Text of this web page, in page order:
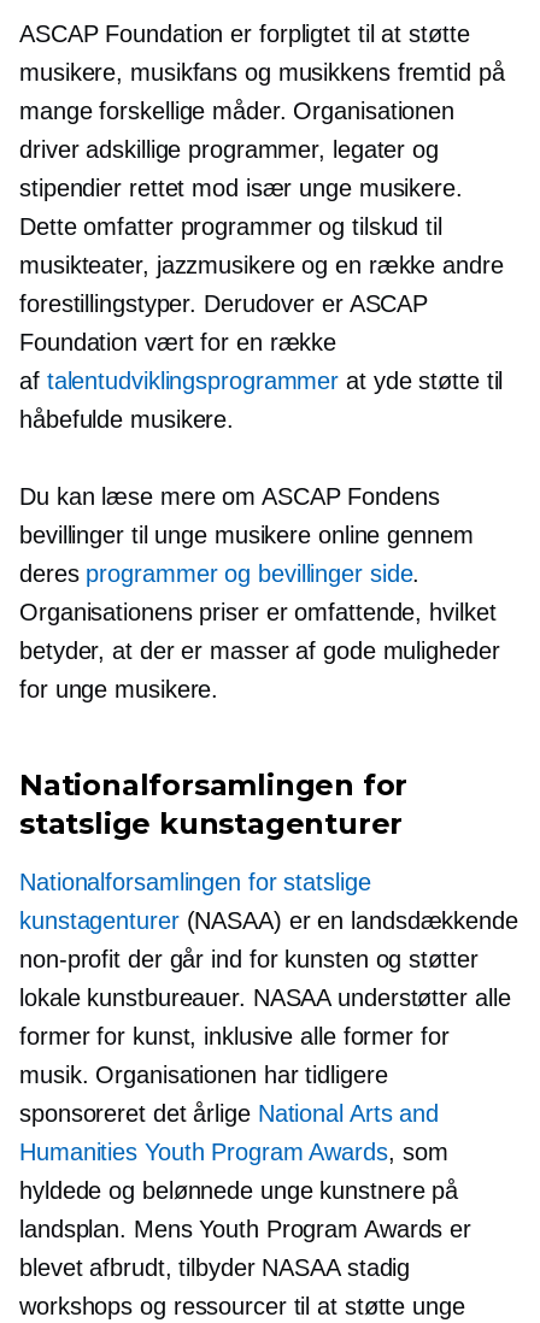
ASCAP Foundation er forpligtet til at støtte
musikere, musikfans og musikkens fremtid på
mange forskellige måder. Organisationen
driver adskillige programmer, legater og
stipendier rettet mod især unge musikere.
Dette omfatter programmer og tilskud til
musikteater, jazzmusikere og en række andre
forestillingstyper. Derudover er ASCAP
Foundation vært for en række
af talentudviklingsprogrammer at yde støtte til
håbefulde musikere.
Du kan læse mere om ASCAP Fondens
bevillinger til unge musikere online gennem
deres programmer og bevillinger side.
Organisationens priser er omfattende, hvilket
betyder, at der er masser af gode muligheder
for unge musikere.
Nationalforsamlingen for
statslige kunstagenturer
Nationalforsamlingen for statslige
kunstagenturer(NASAA) er en landsdækkende
non-profit der går ind for kunsten og støtter
lokale kunstbureauer. NASAA understøtter alle
former for kunst, inklusive alle former for
musik. Organisationen har tidligere
sponsoreret det årlige National Arts and
Humanities Youth Program Awards, som
hyldede og belønnede unge kunstnere på
landsplan. Mens Youth Program Awards er
blevet afbrudt, tilbyder NASAA stadig
workshops og ressourcer til at støtte unge